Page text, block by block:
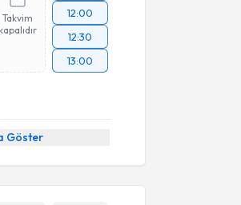
Takvim
kapalıdır
12:00
12:30
13:00
Göster